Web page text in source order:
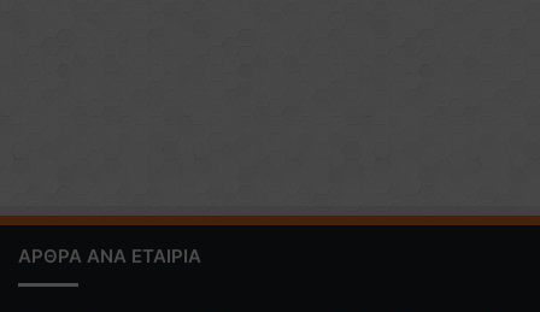
ΑΡΘΡΑ ΑΝΑ ΕΤΑΙΡΙΑ